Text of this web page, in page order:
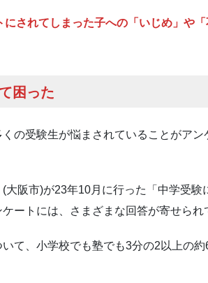
にされてしまった子への「いじめ」や
困った
の受験生が悩まされていることがア
(大阪市)が23年10月に行った「中学受験
ートには、さまざまな回答が寄せられ
いて、小学校でも塾でも3分の2以上の